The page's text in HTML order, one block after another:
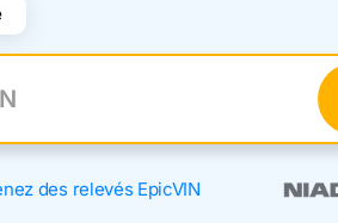
des relevés EpicVIN